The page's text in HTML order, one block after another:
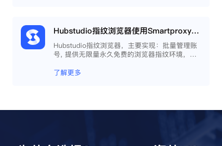
Hubstudio指纹浏览器使用Smartproxy教程
Hubstudio指纹浏览器，主要实现：批量管理账
号, 提供无限量永久免费的浏览器指纹环境，并
工作效率 。
了解更多